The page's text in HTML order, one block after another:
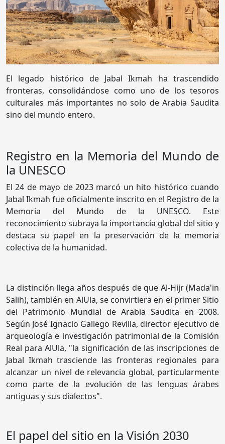
El legado histórico de Jabal Ikmah ha trascendido
fronteras, consolidándose como uno de los tesoros
culturales más importantes no solo de Arabia Saudita
sino del mundo entero.
Registro en la Memoria del Mundo de
la UNESCO
El 24 de mayo de 2023 marcó un hito histórico cuando
Jabal Ikmah fue oficialmente inscrito en el Registro de la
Memoria del Mundo de la UNESCO. Este
reconocimiento subraya la importancia global del sitio y
destaca su papel en la preservación de la memoria
colectiva de la humanidad.
La distinción llega años después de que Al-Hijr (Mada'in
Salih), también en AlUla, se convirtiera en el primer Sitio
del Patrimonio Mundial de Arabia Saudita en 2008.
Según José Ignacio Gallego Revilla, director ejecutivo de
arqueología e investigación patrimonial de la Comisión
Real para AlUla, "la significación de las inscripciones de
Jabal Ikmah trasciende las fronteras regionales para
alcanzar un nivel de relevancia global, particularmente
como parte de la evolución de las lenguas árabes
antiguas y sus dialectos".
El papel del sitio en la Visión 2030